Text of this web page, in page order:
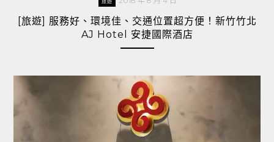
旅遊
[旅遊] 服務好、環境佳、交通位置超方便！新竹竹北
AJ Hotel 安捷國際酒店